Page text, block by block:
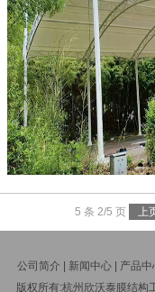
5 条 2/5 页 上
公司简介 新闻中心
产品中
版权所有:杭州欣沃泰膜结构